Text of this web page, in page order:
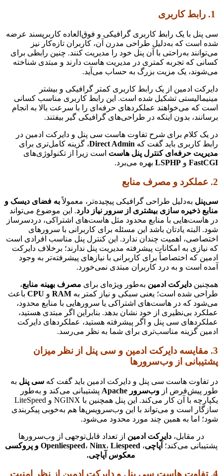
سی پنل با یک رابط کاربری گرافیکی و فوق‌العاده کاربرپسند عرضه
شده است که به‌دلیل طراحی مدرن آن، کاربران تازه‌کار نیز
می‌توانند به‌راحتی با آن پنل خود را مدیریت کنند. چنین رابطی برای
کسانی که تجربه کمتری در مدیریت هاست دارند و مبتدی شناخته
می‌شوند، یک مزیت بزرگ به حساب می‌آید.
دایرکت ادمین از یک رابط کاربری کمتر گرافیکی و بیشتر
مینیمالیستی تشکیل شده است. این رابط کاربری مناسب کسانی
است که می‌خواهند عملکردهای حرفه‌ای را با سرعت بالا به انجام
برسانند، بدون اینکه در طراحی‌های گرافیکی گیر بیفتند.
در یک کلام برای شرح تفاوت هاست سی پنل و دایرکت ادمین در
رابط کاربری باید گفت که Direct Admin، گزینه کامل‌تری برای
مدیریت حرفه‌ای کنترل پنل هاست است زیرا از تکنولوژی‌های
FastCGI و LSPHP بهره می‎‌برد.
2. عملکرد و مصرف منابع
سی‌پنل به‌دلیل طراحی گرافیکی پیچیده‌تر، معمولاًبه فضای دیسک و
منابع ذخیره سازی بیشتری از سرور نیاز دارد. این موضوع می‌تواند
در هاست‌هایی با منابع محدود مثل هاست‌های اشتراکی، دردسرساز
شود. البته یادتان باشد این مسئله برای کاربرانی با سرور‌های
اختصاصی، اهمیت چندان ندارد. این کنترل پنل مناسب افرادی است
که نیازی به امکانات پیشرفته مدیریت پنل ندارند؛ برخلاف دایرکت
ادمین که اختصاصاً برای کاربرانی با نیازهای پیشرفته‌تر به وجود
آمده است و به درد کاربران مبتدی نمی‌خورد.
همچنین دایرکت ادمین به‌طور ویژه‌ای برای مصرف بهینه منابع،
طراحی شده است؛ یعنی سبکی و نیاز کمتر به RAM و CPU باعث
می‌شود که در هاست‌های اشتراکی یا سرورهایی با منابع محدود،
عملکرد بی‌نظیری از خود نشان بدهد. بنابراین اگر مبتدی هستید،
عملکردهای سی پنل و اگر پیشرفته هستید، عملکردهای دایرکت
ادمین گزینه مناسب‌تری برای شما به نظر می‌رسد.
3. مقایسه دایرکت ادمین و سی پنل از نظر میزان
پشتیبانی از وب‌سرورها
در تفاوت هاست سی پنل و دایرکت ادمین باید گفت که سی پنل به
طور پیش‌فرض از وب‌سرور Apache
پشتیبانی می‌کند و به‌طور
یکپارچه با آن کار می‌کند. این پنل همچنین با NGINX و LiteSpeed
سازگار است و می‌تواند با این وب‌سرویس‌ها هم به‌خوبی پیکربندی
شود؛ اما به همین چند مورد محدود می‌شود.
در مقابل،دایرکت ادمین از تعداد قابل‌توجهی از وب‌سرورها
پشتیبانی می‌کند؛ آپاچی، ، Ninx،
Liespeed و پروکسی
معکوس آپاچی.